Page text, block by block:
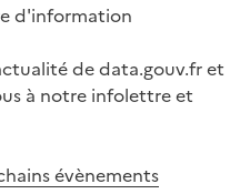
d'information
de data.gouv.fr et
à notre infolettre et
évènements